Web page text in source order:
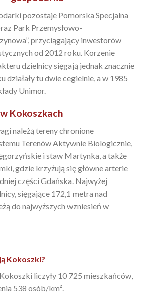
pozostaje Pomorska Specjalna
Park Przemysłowo-
przyciągający inwestorów
od 2012 roku. Korzenie
dzielnicy sięgają jednak znacznie
działały tu dwie cegielnie, a w 1985
Unimor.
Kokoszkach
należą tereny chronione
Terenów Aktywnie Biologicznie,
i staw Martynka, a także
gdzie krzyżują się główne arterie
części Gdańska. Najwyżej
sięgające 172,1 metra nad
do najwyższych wzniesień w
Kokoszki?
liczyły 10 725 mieszkańców,
538 osób/km².